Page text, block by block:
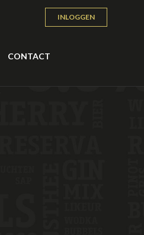
INLOGGEN
CONTACT